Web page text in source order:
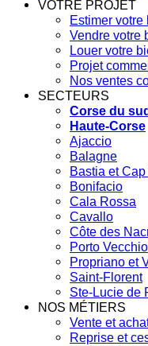
VOTRE PROJET
Estimer votre
Vendre votre
Louer votre
Projet
Nos ventes
SECTEURS
Corse du sud
Haute-Corse
Ajaccio
Balagne
Bastia et
Bonifacio
Cala Rossa
Cavallo
Côte des
Porto Vecchio
Propriano et
Saint-Florent
Ste-Lucie de
NOS MÉTIERS
Vente et
Reprise et